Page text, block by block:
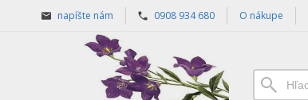
napíšte nám 0908 934 680 O nákupe